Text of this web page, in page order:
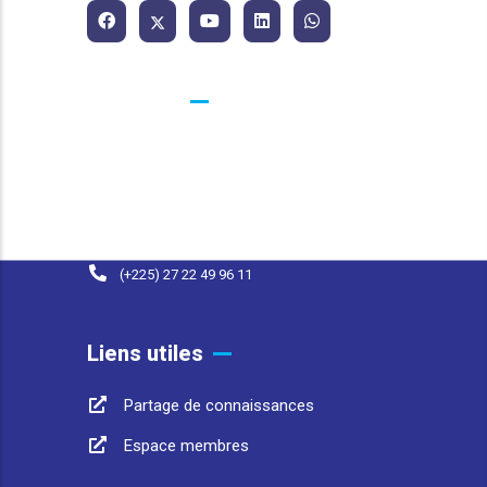
(+225) 27 22 49 96 11
Liens utiles
Partage de connaissances
Espace membres